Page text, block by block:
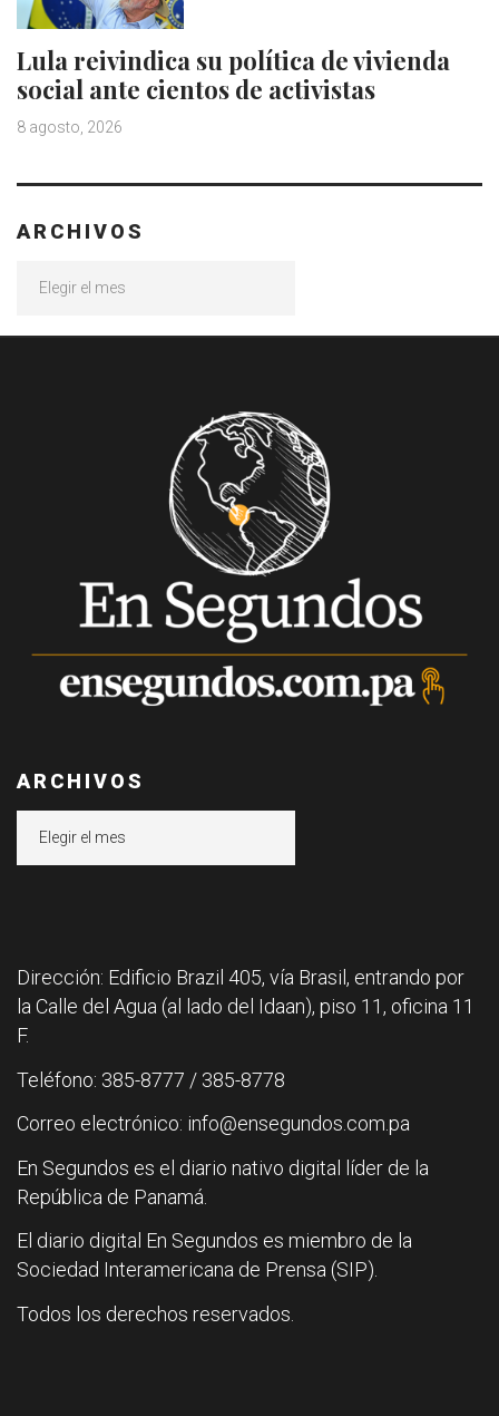
Lula reivindica su política de vivienda
social ante cientos de activistas
8 agosto, 2026
ARCHIVOS
ARCHIVOS
Dirección: Edificio Brazil 405, vía Brasil, entrando por
la Calle del Agua (al lado del Idaan), piso 11, oficina 11
F.
Teléfono: 385-8777 / 385-8778
Correo electrónico: info@ensegundos.com.pa
En Segundos es el diario nativo digital líder de la
República de Panamá.
El diario digital En Segundos es miembro de la
Sociedad Interamericana de Prensa (SIP).
Todos los derechos reservados.